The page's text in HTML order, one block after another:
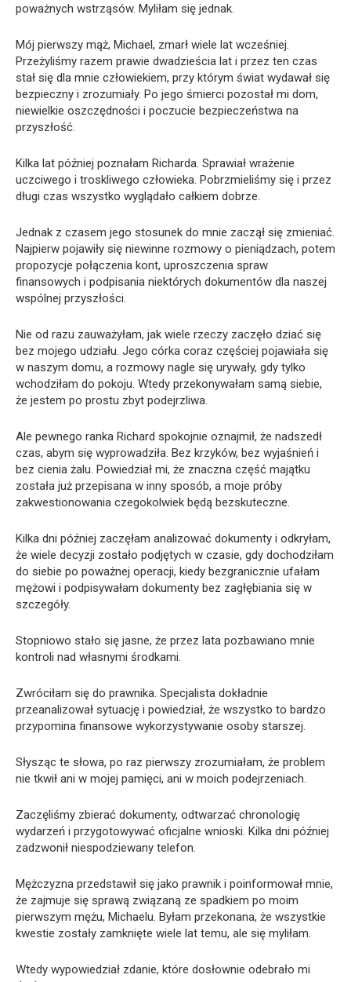
poważnych wstrząsów. Myliłam się jednak.
Mój pierwszy mąż, Michael, zmarł wiele lat wcześniej.
Przeżyliśmy razem prawie dwadzieścia lat i przez ten czas
stał się dla mnie człowiekiem, przy którym świat wydawał się
bezpieczny i zrozumiały. Po jego śmierci pozostał mi dom,
niewielkie oszczędności i poczucie bezpieczeństwa na
przyszłość.
Kilka lat później poznałam Richarda. Sprawiał wrażenie
uczciwego i troskliwego człowieka. Pobrzmieliśmy się i przez
długi czas wszystko wyglądało całkiem dobrze.
Jednak z czasem jego stosunek do mnie zaczął się zmieniać.
Najpierw pojawiły się niewinne rozmowy o pieniądzach, potem
propozycje połączenia kont, uproszczenia spraw
finansowych i podpisania niektórych dokumentów dla naszej
wspólnej przyszłości.
Nie od razu zauważyłam, jak wiele rzeczy zaczęło dziać się
bez mojego udziału. Jego córka coraz częściej pojawiała się
w naszym domu, a rozmowy nagle się urywały, gdy tylko
wchodziłam do pokoju. Wtedy przekonywałam samą siebie,
że jestem po prostu zbyt podejrzliwa.
Ale pewnego ranka Richard spokojnie oznajmił, że nadszedł
czas, abym się wyprowadziła. Bez krzyków, bez wyjaśnień i
bez cienia żalu. Powiedział mi, że znaczna część majątku
została już przepisana w inny sposób, a moje próby
zakwestionowania czegokolwiek będą bezskuteczne.
Kilka dni później zaczęłam analizować dokumenty i odkryłam,
że wiele decyzji zostało podjętych w czasie, gdy dochodziłam
do siebie po poważnej operacji, kiedy bezgranicznie ufałam
mężowi i podpisywałam dokumenty bez zagłębiania się w
szczegóły.
Stopniowo stało się jasne, że przez lata pozbawiano mnie
kontroli nad własnymi środkami.
Zwróciłam się do prawnika. Specjalista dokładnie
przeanalizował sytuację i powiedział, że wszystko to bardzo
przypomina finansowe wykorzystywanie osoby starszej.
Słysząc te słowa, po raz pierwszy zrozumiałam, że problem
nie tkwił ani w mojej pamięci, ani w moich podejrzeniach.
Zaczęliśmy zbierać dokumenty, odtwarzać chronologię
wydarzeń i przygotowywać oficjalne wnioski. Kilka dni później
zadzwonił niespodziewany telefon.
Mężczyzna przedstawił się jako prawnik i poinformował mnie,
że zajmuje się sprawą związaną ze spadkiem po moim
pierwszym mężu, Michaelu. Byłam przekonana, że wszystkie
kwestie zostały zamknięte wiele lat temu, ale się myliłam.
Wtedy wypowiedział zdanie, które dosłownie odebrało mi